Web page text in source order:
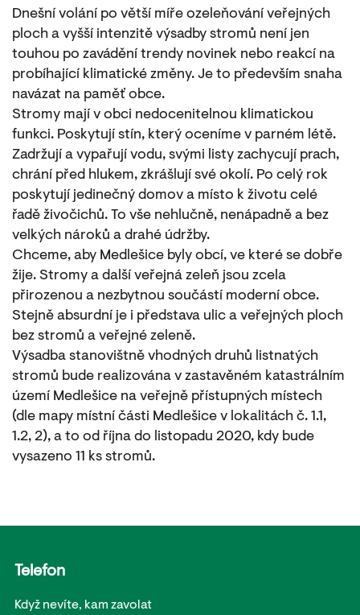
Dnešní volání po větší míře ozeleňování veřejných
ploch a vyšší intenzitě výsadby stromů není jen
touhou po zavádění trendy novinek nebo reakcí na
probíhající klimatické změny. Je to především snaha
navázat na paměť obce.
Stromy mají v obci nedocenitelnou klimatickou
funkci. Poskytují stín, který oceníme v parném létě.
Zadržují a vypařují vodu, svými listy zachycují prach,
chrání před hlukem, zkrášlují své okolí. Po celý rok
poskytují jedinečný domov a místo k životu celé
řadě živočichů. To vše nehlučně, nenápadně a bez
velkých nároků a drahé údržby.
Chceme, aby Medlešice byly obcí, ve které se dobře
žije. Stromy a další veřejná zeleň jsou zcela
přirozenou a nezbytnou součástí moderní obce.
Stejně absurdní je i představa ulic a veřejných ploch
bez stromů a veřejné zeleně.
Výsadba stanovištně vhodných druhů listnatých
stromů bude realizována v zastavěném katastrálním
území Medlešice na veřejně přístupných místech
(dle mapy místní části Medlešice v lokalitách č. 1.1,
1.2, 2), a to od října do listopadu 2020, kdy bude
vysazeno 11 ks stromů.
Telefon
Když nevíte, kam zavolat